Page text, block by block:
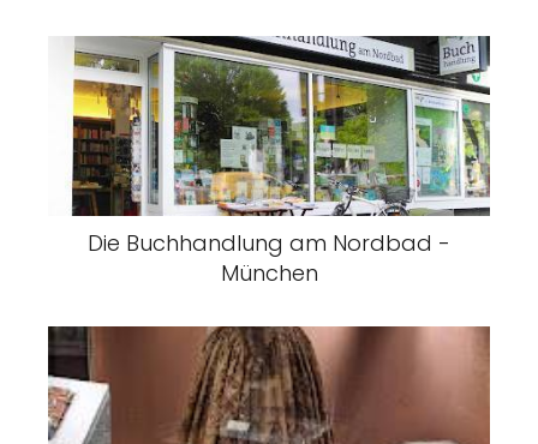
Die Buchhandlung am Nordbad -
München